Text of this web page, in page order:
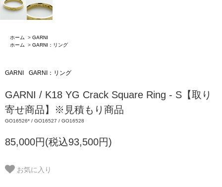
ホーム > GARNI
ホーム
> GARNI：リング
GARNI GARNI：リング
GARNI / K18 YG Crack Square Ring - S【取り
寄せ商品】※見積もり商品
GO16526* / GO16527 / GO16528
85,000円(税込93,500円)
お気に入り